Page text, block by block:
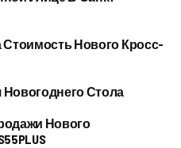
Стоимость Нового Кросс-
Стола
Нового